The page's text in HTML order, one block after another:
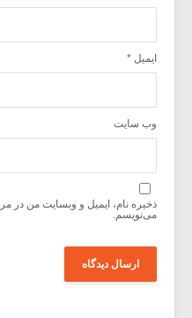
ایمیل *
وب‌ سایت
ذخیره نام، ایمیل و وبسایت من در
می‌نویسم.